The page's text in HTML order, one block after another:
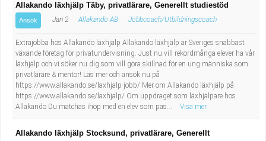
Allakando läxhjälp Täby, privatlärare, Generellt studiestöd
Ansök Jan 2 Allakando AB Jobbcoach/Utbildningscoach
Extrajobba hos Allakando läxhjälp Allakando läxhjälp är Sveriges snabbast
växande företag för privatundervisning. Just nu vill rekordmånga elever ha vår
läxhjälp och vi söker nu dig som vill göra skillnad för en ung människa som
privatlärare & mentor! Läs mer och ansök nu på
https://www.allakando.se/laxhjalp-jobb/ Mer om Allakando läxhjälp på
https://www.allakando.se/laxhjalp/ Om uppdraget som läxhjälpare hos
Allakando Du matchas ihop med en elev som pas...
Visa mer
Allakando läxhjälp Stocksund, privatlärare, Generellt